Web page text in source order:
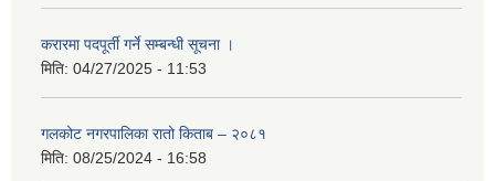
करारमा पदपूर्ती गर्ने सम्बन्धी सूचना ।
मिति: 04/27/2025 - 11:53
गलकोट नगरपालिका रातो किताब – २०८१
मिति: 08/25/2024 - 16:58